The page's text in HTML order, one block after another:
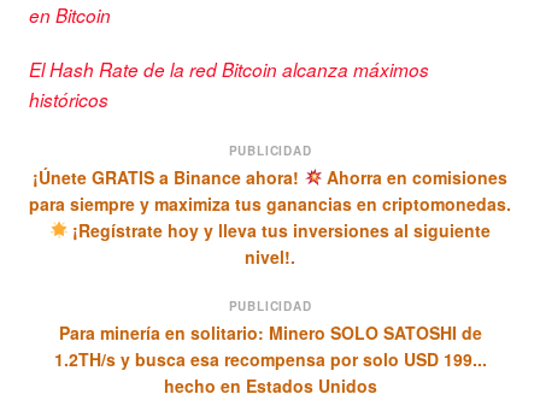
en Bitcoin
El Hash Rate de la red Bitcoin alcanza máximos
históricos
PUBLICIDAD
¡Únete GRATIS a Binance ahora!
Ahorra en comisiones
para siempre y maximiza tus ganancias en criptomonedas.
¡Regístrate hoy y lleva tus inversiones al siguiente
nivel!.
PUBLICIDAD
Para minería en solitario: Minero SOLO SATOSHI de
1.2TH/s y busca esa recompensa por solo USD 199...
hecho en Estados Unidos